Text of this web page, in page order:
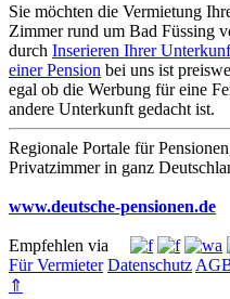
Sie möchten die Vermietung
Zimmer rund um Bad Füssing
durch Inserieren Ihrer
einer Pension bei uns ist
egal ob die Werbung für eine
andere Unterkunft gedacht ist.
Regionale Portale für
Privatzimmer in ganz
www.deutsche-pensionen.de
Empfehlen via
Für Vermieter Datenschutz
⇑